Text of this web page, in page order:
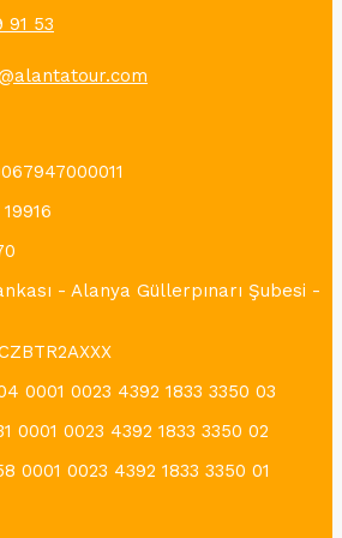
91 53
- Alanya Güllerpınarı Şubesi -
0001 0023 4392 1833 3350 03
0001 0023 4392 1833 3350 02
0001 0023 4392 1833 3350 01